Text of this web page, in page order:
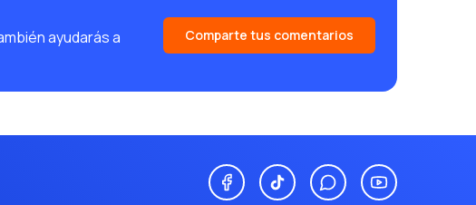
ayudarás a
Comparte tus comentarios